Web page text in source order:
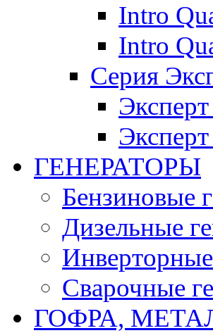
Intro
Intro
Серия
ГЕНЕРАТОРЫ
Бензиновые
Дизельные
Сварочные
ГОФРА,